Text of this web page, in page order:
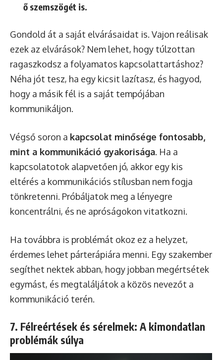
ő szemszögét is.
Gondold át a saját elvárásaidat is. Vajon reálisak
ezek az elvárások? Nem lehet, hogy túlzottan
ragaszkodsz a folyamatos kapcsolattartáshoz?
Néha jót tesz, ha egy kicsit lazítasz, és hagyod,
hogy a másik fél is a saját tempójában
kommunikáljon.
Végső soron a kapcsolat minősége fontosabb,
mint a kommunikáció gyakorisága. Ha a
kapcsolatotok alapvetően jó, akkor egy kis
eltérés a kommunikációs stílusban nem fogja
tönkretenni. Próbáljatok meg a lényegre
koncentrálni, és ne apróságokon vitatkozni.
Ha továbbra is problémát okoz ez a helyzet,
érdemes lehet párterápiára menni. Egy szakember
segíthet nektek abban, hogy jobban megértsétek
egymást, és megtaláljátok a közös nevezőt a
kommunikáció terén.
7. Félreértések és sérelmek: A kimondatlan
problémák súlya